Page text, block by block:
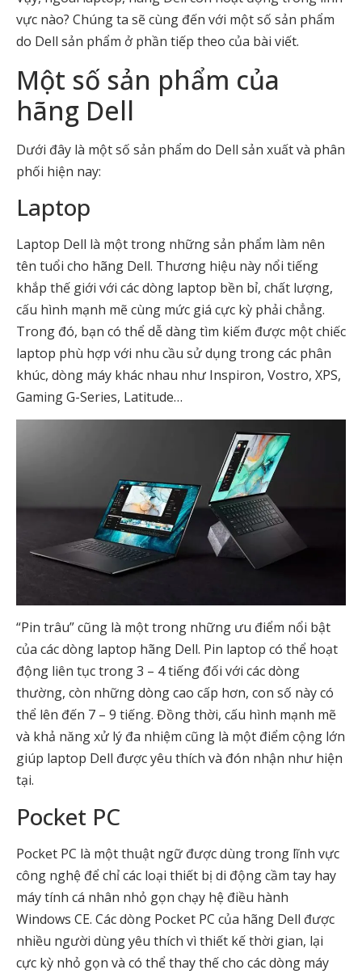
vực nào? Chúng ta sẽ cùng đến với một số sản phẩm
do Dell sản phẩm ở phần tiếp theo của bài viết.
Một số sản phẩm của
hãng Dell
Dưới đây là một số sản phẩm do Dell sản xuất và phân
phối hiện nay:
Laptop
Laptop Dell là một trong những sản phẩm làm nên
tên tuổi cho hãng Dell. Thương hiệu này nổi tiếng
khắp thế giới với các dòng laptop bền bỉ, chất lượng,
cấu hình mạnh mẽ cùng mức giá cực kỳ phải chẳng.
Trong đó, bạn có thể dễ dàng tìm kiếm được một chiếc
laptop phù hợp với nhu cầu sử dụng trong các phân
khúc, dòng máy khác nhau như Inspiron, Vostro, XPS,
Gaming G-Series, Latitude…
“Pin trâu” cũng là một trong những ưu điểm nổi bật
của các dòng laptop hãng Dell. Pin laptop có thể hoạt
động liên tục trong 3 – 4 tiếng đối với các dòng
thường, còn những dòng cao cấp hơn, con số này có
thể lên đến 7 – 9 tiếng. Đồng thời, cấu hình mạnh mẽ
và khả năng xử lý đa nhiệm cũng là một điểm cộng lớn
giúp laptop Dell được yêu thích và đón nhận như hiện
tại.
Pocket PC
Pocket PC là một thuật ngữ được dùng trong lĩnh vực
công nghệ để chỉ các loại thiết bị di động cầm tay hay
máy tính cá nhân nhỏ gọn chạy hệ điều hành
Windows CE. Các dòng Pocket PC của hãng Dell được
nhiều người dùng yêu thích vì thiết kế thời gian, lại
cực kỳ nhỏ gọn và có thể thay thế cho các dòng máy